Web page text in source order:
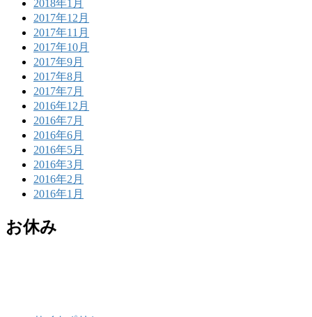
2018年1月
2017年12月
2017年11月
2017年10月
2017年9月
2017年8月
2017年7月
2016年12月
2016年7月
2016年6月
2016年5月
2016年3月
2016年2月
2016年1月
お休み